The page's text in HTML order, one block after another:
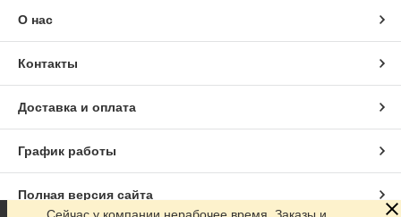
О нас
Контакты
Доставка и оплата
График работы
Полная версия сайта